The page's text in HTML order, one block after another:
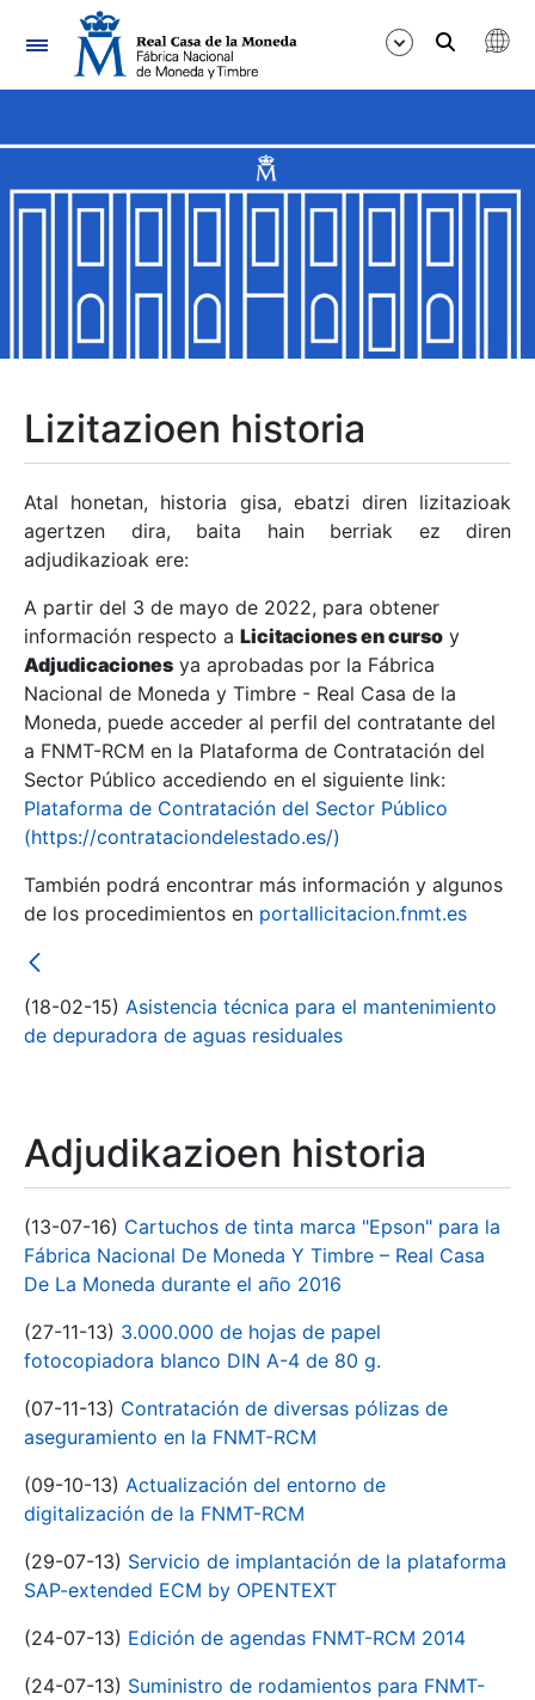
Nabigazioa
Erakutsi/Ezkutatu
Erakutsi/Ezkutatu
Erakutsi/Ezkutatu
Erakutsi/Ezkutatu
Erakutsi/Ezkutatu
Erakutsi/Ezkutatu
Erakutsi/Ezkutatu
Erakutsi/Ezkutatu
Lizitazioen historia
Atal honetan, historia gisa, ebatzi diren lizitazioak
agertzen dira, baita hain berriak ez diren
adjudikazioak ere:
A partir del 3 de mayo de 2022, para obtener
información respecto a Licitaciones en curso y
Adjudicaciones ya aprobadas por la Fábrica
Nacional de Moneda y Timbre - Real Casa de la
Moneda, puede acceder al perfil del contratante del
a FNMT-RCM en la Plataforma de Contratación del
Sector Público accediendo en el siguiente link:
Plataforma de Contratación del Sector Público
(https://contrataciondelestado.es/)
También podrá encontrar más información y algunos
de los procedimientos en portallicitacion.fnmt.es
(18-02-15) Asistencia técnica para el mantenimiento
de depuradora de aguas residuales
Adjudikazioen historia
(13-07-16) Cartuchos de tinta marca "Epson" para la
Fábrica Nacional De Moneda Y Timbre – Real Casa
De La Moneda durante el año 2016
(27-11-13) 3.000.000 de hojas de papel
fotocopiadora blanco DIN A-4 de 80 g.
(07-11-13) Contratación de diversas pólizas de
aseguramiento en la FNMT-RCM
(09-10-13) Actualización del entorno de
digitalización de la FNMT-RCM
(29-07-13) Servicio de implantación de la plataforma
SAP-extended ECM by OPENTEXT
(24-07-13) Edición de agendas FNMT-RCM 2014
(24-07-13) Suministro de rodamientos para FNMT-